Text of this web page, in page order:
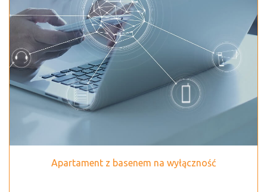
Apartament z basenem na wyłączność